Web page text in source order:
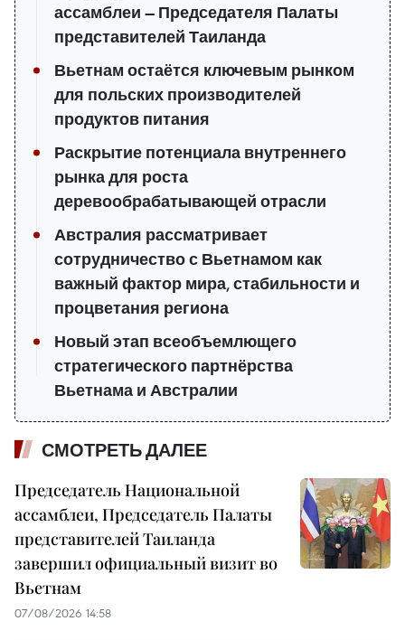
ассамблеи — Председателя Палаты
представителей Таиланда
Вьетнам остаётся ключевым рынком
для польских производителей
продуктов питания
Раскрытие потенциала внутреннего
рынка для роста
деревообрабатывающей отрасли
Австралия рассматривает
сотрудничество с Вьетнамом как
важный фактор мира, стабильности и
процветания региона
Новый этап всеобъемлющего
стратегического партнёрства
Вьетнама и Австралии
СМОТРЕТЬ ДАЛЕЕ
Председатель Национальной
ассамблеи, Председатель Палаты
представителей Таиланда
завершил официальный визит во
Вьетнам
07/08/2026 14:58